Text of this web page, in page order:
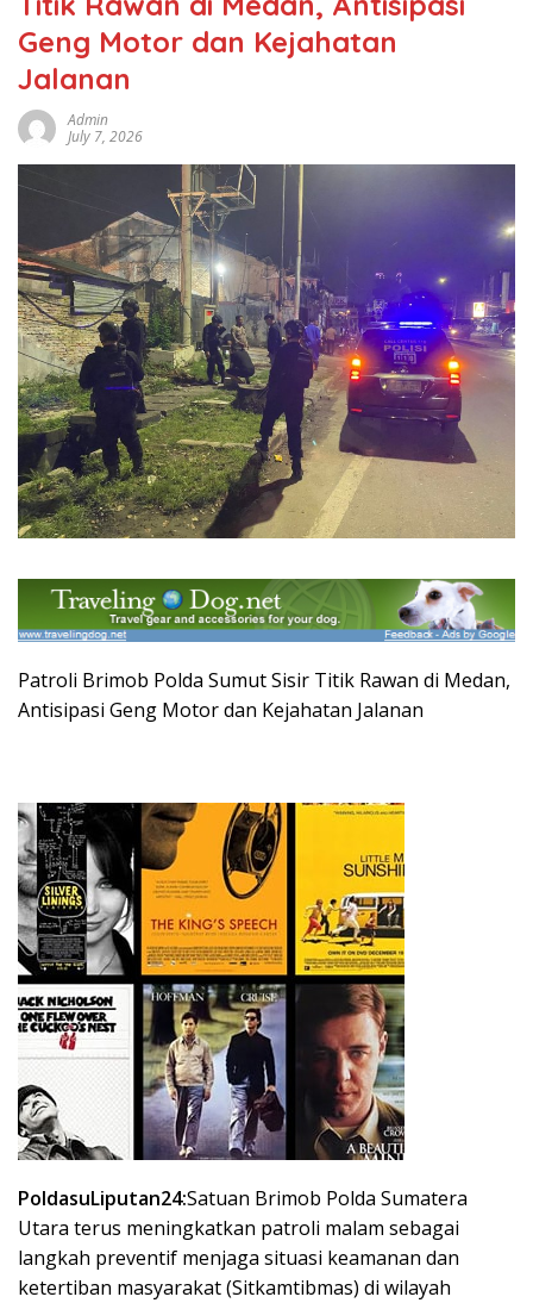
Geng Motor dan Kejahatan
Jalanan
Admin
July 7, 2026
Patroli Brimob Polda Sumut Sisir Titik Rawan di Medan,
Antisipasi Geng Motor dan Kejahatan Jalanan
PoldasuLiputan24:Satuan Brimob Polda Sumatera
Utara terus meningkatkan patroli malam sebagai
langkah preventif menjaga situasi keamanan dan
ketertiban masyarakat (Sitkamtibmas) di wilayah